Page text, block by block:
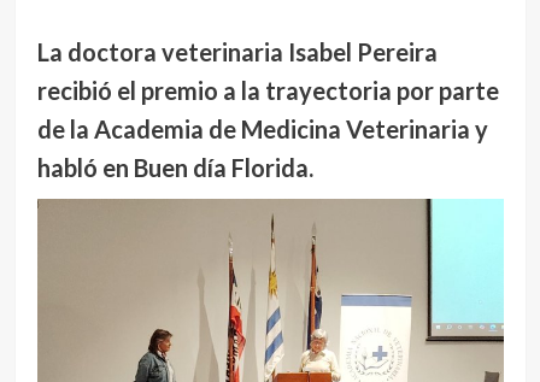
La doctora veterinaria Isabel Pereira
recibió el premio a la trayectoria por parte
de la Academia de Medicina Veterinaria y
habló en Buen día Florida.